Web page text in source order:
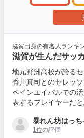
滋賀出身の有名人ランキ
滋賀が生んだサッ
地元野洲高校が誇る
香川真司とのセレッ
ペインエイバルでの
表するプレイヤーだと
暴れん坊はっち
1位の評価